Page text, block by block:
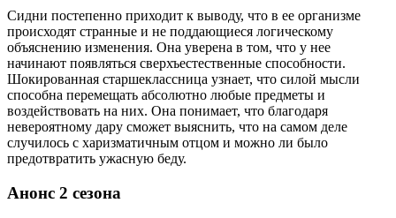
Сидни постепенно приходит к выводу, что в ее организме
происходят странные и не поддающиеся логическому
объяснению изменения. Она уверена в том, что у нее
начинают появляться сверхъестественные способности.
Шокированная старшеклассница узнает, что силой мысли
способна перемещать абсолютно любые предметы и
воздействовать на них. Она понимает, что благодаря
невероятному дару сможет выяснить, что на самом деле
случилось с харизматичным отцом и можно ли было
предотвратить ужасную беду.
Анонс 2 сезона